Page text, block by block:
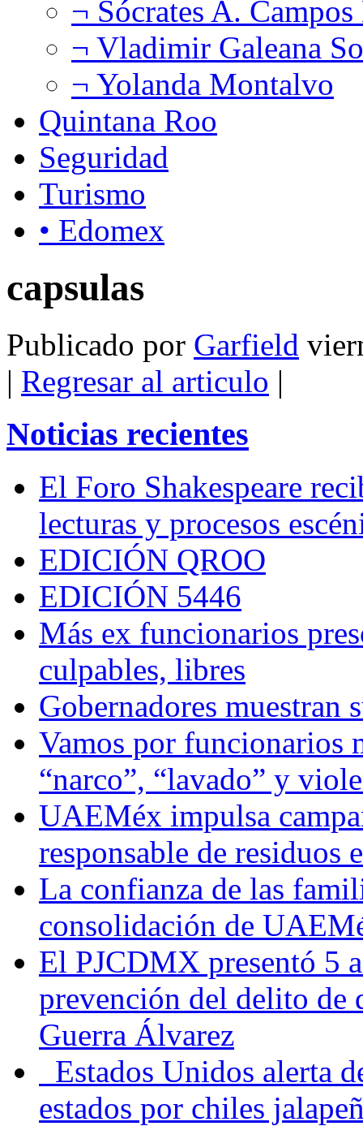
¬ Sócrates A.
¬ Vladimir Galeana
¬ Yolanda Montalvo
Quintana Roo
Seguridad
Turismo
• Edomex
capsulas
Publicado por Garfield
| Regresar al articulo |
Noticias recientes
El Foro Shakespeare
lecturas y procesos
EDICIÓN QROO
EDICIÓN 5446
Más ex funcionarios
culpables, libres
Gobernadores muestran
Vamos por funcionarios
“narco”, “lavado” y
UAEMéx impulsa
responsable de residuos
La confianza de las
consolidación de
El PJCDMX presentó 5
prevención del delito de
Guerra Álvarez
Estados Unidos alerta
estados por chiles